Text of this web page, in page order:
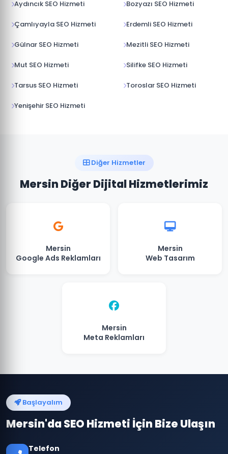
Aydıncık SEO Hizmeti Bozyazı SEO Hizmeti
Çamlıyayla SEO Hizmeti Erdemli SEO Hizmeti
Gülnar SEO Hizmeti Mezitli SEO Hizmeti
Mut SEO Hizmeti Silifke SEO Hizmeti
Tarsus SEO Hizmeti Toroslar SEO Hizmeti
Yenişehir SEO Hizmeti
Diğer Hizmetler
Mersin Diğer Dijital Hizmetlerimiz
Mersin
Google Ads Reklamları
Mersin
Web Tasarım
Mersin
Meta Reklamları
Başlayalım
Mersin'da SEO Hizmeti İçin Bize Ulaşın
Telefon